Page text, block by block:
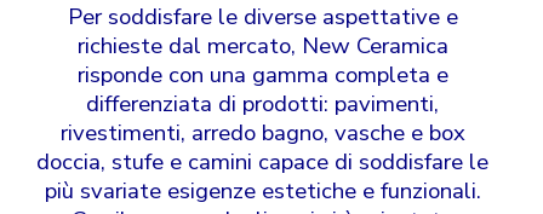
Per soddisfare le diverse aspettative e
richieste dal mercato, New Ceramica
risponde con una gamma completa e
differenziata di prodotti: pavimenti,
rivestimenti, arredo bagno, vasche e box
doccia, stufe e camini capace di soddisfare le
più svariate esigenze estetiche e funzionali.